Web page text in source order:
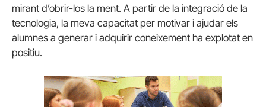
mirant d’obrir-los la ment. A partir de la integració de la
tecnologia, la meva capacitat per motivar i ajudar els
alumnes a generar i adquirir coneixement ha explotat en
positiu.